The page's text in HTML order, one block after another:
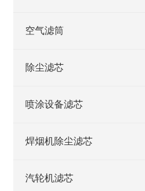
空气滤筒
除尘滤芯
喷涂设备滤芯
焊烟机除尘滤芯
汽轮机滤芯